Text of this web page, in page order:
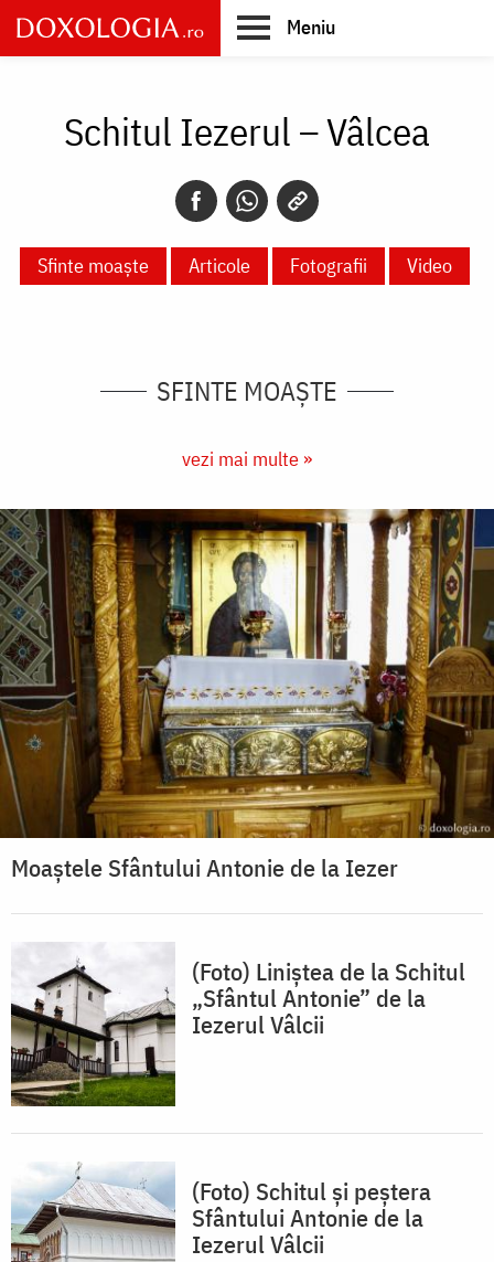
Skip
to
main
Meniu
Schitul Iezerul – Vâlcea
Sfinte moaște Articole Fotografii Video
SFINTE MOAȘTE
vezi mai multe »
Moaștele Sfântului Antonie de la Iezer
(Foto) Liniștea de la Schitul
„Sfântul Antonie” de la
Iezerul Vâlcii
(Foto) Schitul și peștera
Sfântului Antonie de la
Iezerul Vâlcii